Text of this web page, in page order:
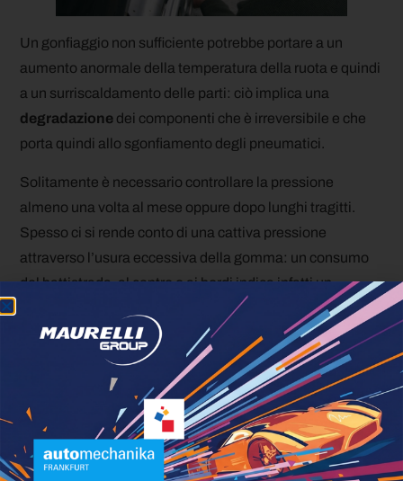
Un gonfiaggio non sufficiente potrebbe portare a un
aumento anormale della temperatura della ruota e quindi
a un surriscaldamento delle parti: ciò implica una
degradazione dei componenti che è irreversibile e che
porta quindi allo sgonfiamento degli pneumatici.
Solitamente è necessario controllare la pressione
almeno una volta al mese oppure dopo lunghi tragitti.
Spesso ci si rende conto di una cattiva pressione
attraverso l’usura eccessiva della gomma: un consumo
del battistrada, al centro o ai bordi indica infatti un
Ricorda infine, che è importante controllare la pressione
degli pneumatici 24 ore dopo il montaggiodegli stessi.
Per effettuare un controllo corretto della pressione degli
pneumatici è necessario seguire le indicazioni del
costruttore del veicolo. Per prima cosa è necessario
inserire ilmanometro nella valvola dello pneumatico.